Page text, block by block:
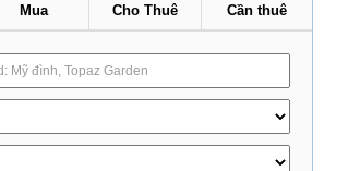
Mua Cho Thuê Cần thuê